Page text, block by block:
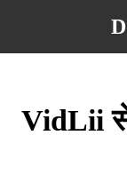
VidLii से